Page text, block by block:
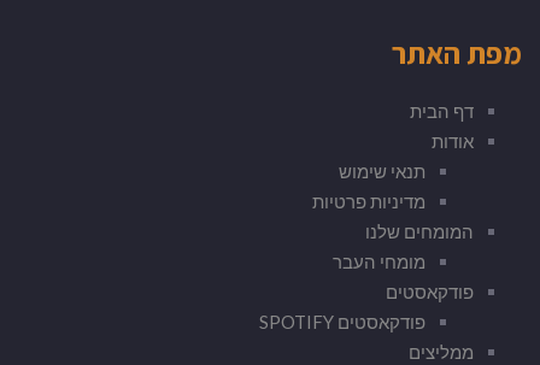
מפת האתר
דף הבית
אודות
תנאי שימוש
מדיניות פרטיות
המומחים שלנו
מומחי העבר
פודקאסטים
פודקאסטים SPOTIFY
ממליצים